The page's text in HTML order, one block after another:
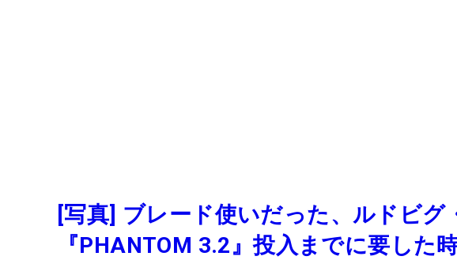
[写真] ブレード使いだった、ルドビグ
『PHANTOM 3.2』投入までに要した